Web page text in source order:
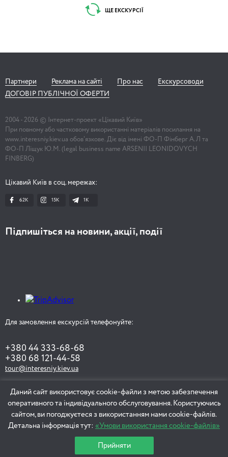
Даний сайт використовує cookie-файли з метою забезпечення
оперативного та індивідуального обслуговування. Користуючись
сайтом, ви погоджуєтеся з використанням нами cookie-файлів.
Детальна інформація тут: «Умови використання cookie-файлів»
Прийняти
ЩЕ ЕКСКУРСІЇ
Партнери Реклама на сайті Про нас
Екскурсоводи
ДОГОВІР ПУБЛІЧНОЇ ОФЕРТИ
2004 - 2026 © Інтернет-проект «Цікавий Київ»
При повному або частковому використанні матеріалів посилання на
www.interesniy.kiev.ua обов'язкове. Діє від імені ФО-П Фінберг А.Л та
ФО-П Ліщук Ю.М. (legal business name ARSENII LEONIDOVYCH
FINBERG)
Цікавий Київ в соц. мережах:
62K 15K 1К
Підпишіться на новини, акції, події
Для замовлення екскурсій телефонуйте:
+380 44 333-68-68
+380 68 121-44-58
tour@interesniy.kiev.ua
ЗАМОВИТИ ЕКСКУРСІЮ